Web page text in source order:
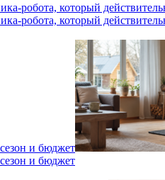
который
который
и бюджет
и бюджет